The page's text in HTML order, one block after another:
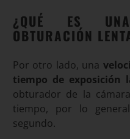
¿QUÉ ES
OBTURACIÓN
Por otro lado, una
tiempo de exposición
obturador de la
tiempo, por lo
segundo.